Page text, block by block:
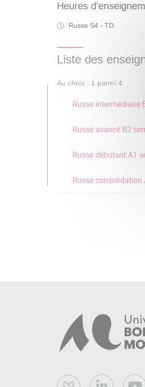
Heures
Russe S4 - TD
Liste des
Au choix : 1 parmi 4
Russe intermédiaire
Russe avancé B2
Russe débutant A1
Russe consolidation